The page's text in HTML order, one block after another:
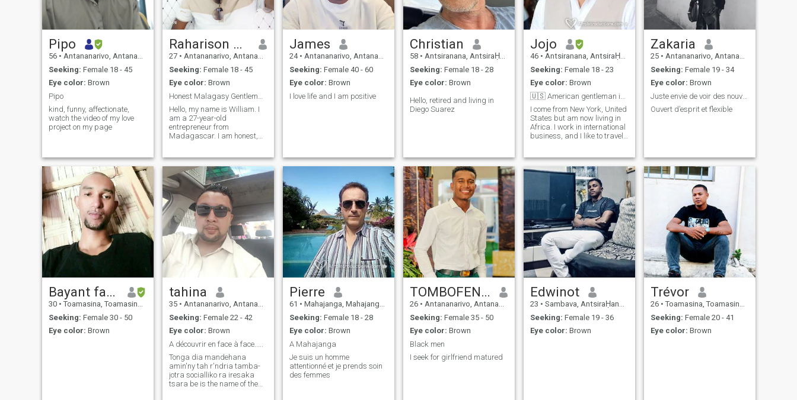
Pipo
56 • Antananarivo, Antananarivo, Madagascar
Seeking: Female 18 - 45
Eye color: Brown
Pipo
kind, funny, affectionate,
watch the video of my love
project on my page
Raharison William
27 • Antananarivo, Antananarivo, Madagascar
Seeking: Female 18 - 45
Eye color: Brown
Hello, my name is William. I
am a 27-year-old
entrepreneur from
Madagascar. I am honest,
learning new things,
exploring different cultures,
and meeting positive people.
I believe that trust, loyal
James
24 • Antananarivo, Antananarivo, Madagascar
Seeking: Female 40 - 60
Eye color: Brown
I love life and I am positive
Christian
58 • Antsiranana, AntsiraḤana, Madagascar
Seeking: Female 18 - 28
Eye color: Brown
Hello, retired and living in
Diego Suarez
Jojo
46 • Antsiranana, AntsiraḤana, Madagascar
Seeking: Female 18 - 23
Eye color: Brown
I come from New York, United
States but am now living in
Africa. I work in international
business, and I like to travel,
interesting, then send a
message…
Zakaria
25 • Antananarivo, Antananarivo, Madagascar
Seeking: Female 19 - 34
Eye color: Brown
Juste envie de voir des nouvelles rencontres
Ouvert d’esprit et flexible
Bayant fabrice
30 • Toamasina, Toamasina, Madagascar
Seeking: Female 30 - 50
Eye color: Brown
tahina
35 • Antananarivo, Antananarivo, Madagascar
Seeking: Female 22 - 42
Eye color: Brown
A découvrir en face à face.....
Tonga dia mandehana
amin'ny tah r'ndria tamba-
jotra socialliko ra iresaka
tsara be is the name of the
Pierre
61 • Mahajanga, Mahajanga, Madagascar
Seeking: Female 18 - 28
Eye color: Brown
A Mahajanga
Je suis un homme
attentionné et je prends soin
des femmes
TOMBOFENO STEPHANO
26 • Antananarivo, Antananarivo, Madagascar
Seeking: Female 35 - 50
Eye color: Brown
Black men
I seek for girlfriend matured
Edwinot
23 • Sambava, AntsiraḤana, Madagascar
Seeking: Female 19 - 36
Eye color: Brown
Trévor
26 • Toamasina, Toamasina, Madagascar
Seeking: Female 20 - 41
Eye color: Brown